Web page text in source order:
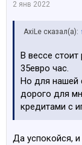
2 янв 2022
AxiLe сказал(а):
В вессе
35евро час.
Но для нашей
дорого для
кредитами с
Да успокойся,